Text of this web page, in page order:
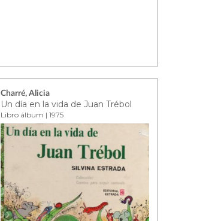
Charré, Alicia
Un día en la vida de Juan Trébol
Libro álbum | 1975